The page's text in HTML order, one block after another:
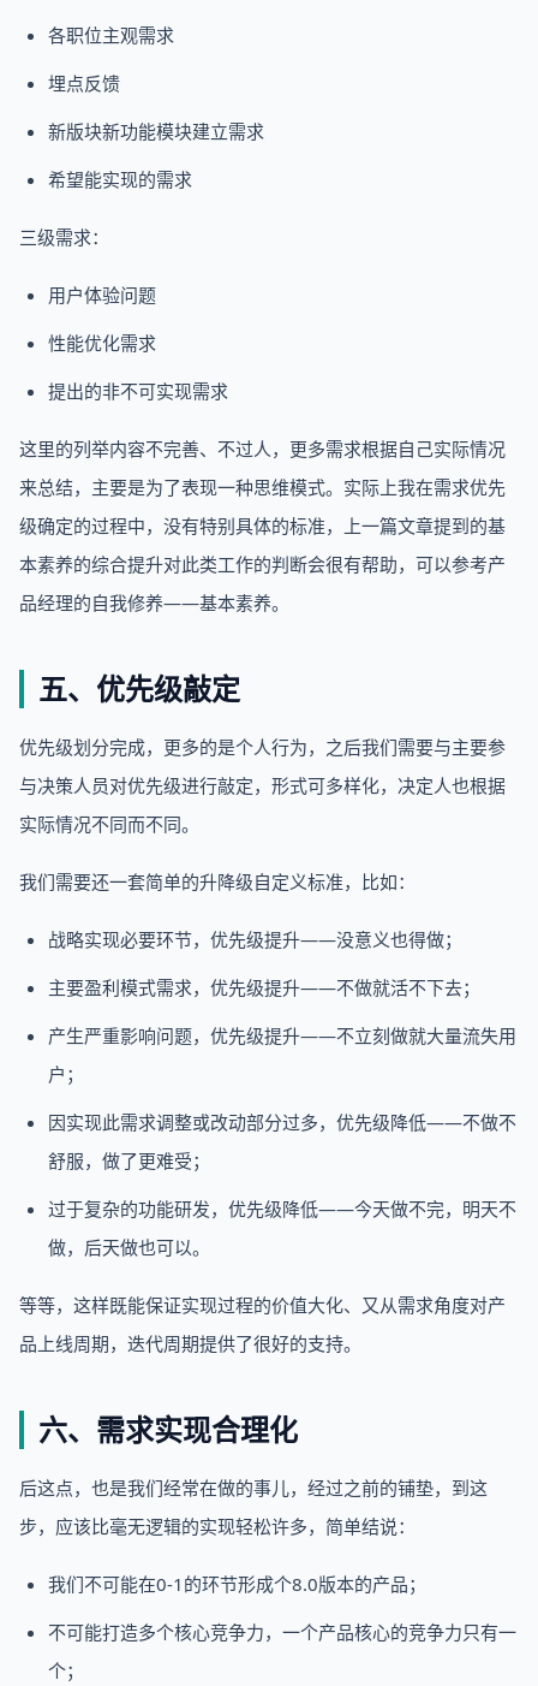
各职位主观需求
埋点反馈
新版块新功能模块建立需求
希望能实现的需求
三级需求：
用户体验问题
性能优化需求
提出的非不可实现需求
这里的列举内容不完善、不过人，更多需求根据自己实际情况
来总结，主要是为了表现一种思维模式。实际上我在需求优先
级确定的过程中，没有特别具体的标准，上一篇文章提到的基
本素养的综合提升对此类工作的判断会很有帮助，可以参考产
品经理的自我修养——基本素养。
五、优先级敲定
优先级划分完成，更多的是个人行为，之后我们需要与主要参
与决策人员对优先级进行敲定，形式可多样化，决定人也根据
实际情况不同而不同。
我们需要还一套简单的升降级自定义标准，比如：
战略实现必要环节，优先级提升——没意义也得做；
主要盈利模式需求，优先级提升——不做就活不下去；
产生严重影响问题，优先级提升——不立刻做就大量流失用
户；
因实现此需求调整或改动部分过多，优先级降低——不做不
舒服，做了更难受；
过于复杂的功能研发，优先级降低——今天做不完，明天不
做，后天做也可以。
等等，这样既能保证实现过程的价值大化、又从需求角度对产
品上线周期，迭代周期提供了很好的支持。
六、需求实现合理化
后这点，也是我们经常在做的事儿，经过之前的铺垫，到这
步，应该比毫无逻辑的实现轻松许多，简单结说：
我们不可能在0-1的环节形成个8.0版本的产品；
不可能打造多个核心竞争力，一个产品核心的竞争力只有一
个；